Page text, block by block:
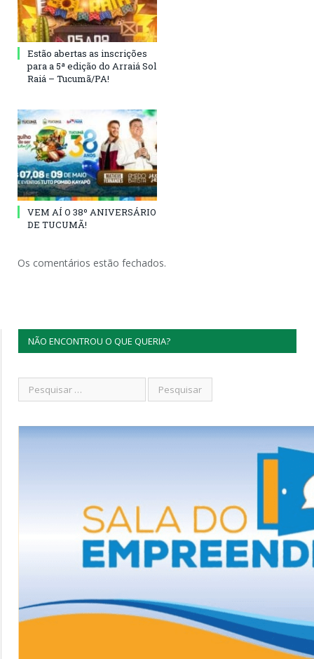
Estão abertas as inscrições
para a 5ª edição do Arraiá Sol
Raiá – Tucumã/PA!
VEM AÍ O 38º ANIVERSÁRIO
DE TUCUMÃ!
Os comentários estão fechados.
NÃO ENCONTROU O QUE QUERIA?